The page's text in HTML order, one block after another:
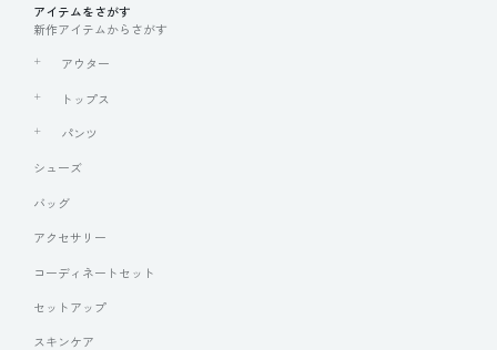
アイテムをさがす
新作アイテムからさがす
アウター
トップス
パンツ
シューズ
バッグ
アクセサリー
コーディネートセット
セットアップ
スキンケア